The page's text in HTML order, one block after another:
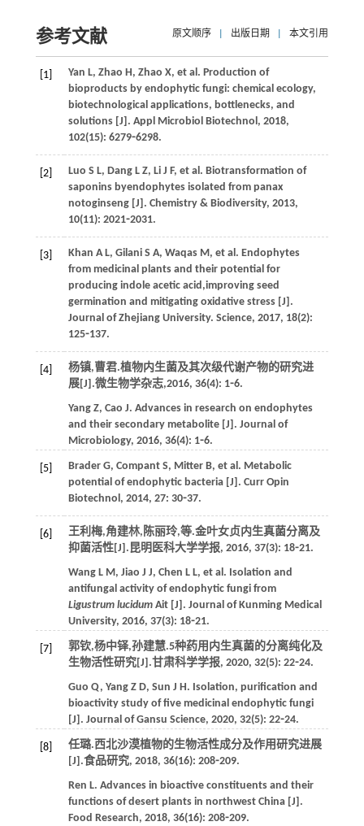
参考文献 原文顺序 出版日期 本文引用
[1] Yan L, Zhao H, Zhao X, et al. Production of
bioproducts by endophytic fungi: chemical ecology,
biotechnological applications, bottlenecks, and
solutions [J]. Appl Microbiol Biotechnol, 2018,
102(15): 6279⁃6298.
[2] Luo S L, Dang L Z, Li J F, et al. Biotransformation of
saponins byendophytes isolated from panax
notoginseng [J]. Chemistry & Biodiversity, 2013,
10(11): 2021⁃2031.
[3] Khan A L, Gilani S A, Waqas M, et al. Endophytes
from medicinal plants and their potential for
producing indole acetic acid,improving seed
germination and mitigating oxidative stress [J].
Journal of Zhejiang University. Science, 2017, 18(2):
125⁃137.
[4]
杨镇,曹君.植物内生菌及其次级代谢产物的研究进
展[J].微生物学杂志,2016, 36(4): 1⁃6.
Yang Z, Cao J. Advances in research on endophytes
and their secondary metabolite [J]. Journal of
Microbiology, 2016, 36(4): 1⁃6.
[5] Brader G, Compant S, Mitter B, et al. Metabolic
potential of endophytic bacteria [J]. Curr Opin
Biotechnol, 2014, 27: 30⁃37.
[6] 王利梅,角建林,陈丽玲,等.金叶女贞内生真菌分离及
抑菌活性[J].昆明医科大学学报, 2016, 37(3): 18⁃21.
Wang L M, Jiao J J, Chen L L, et al. Isolation and
antifungal activity of endophytic fungi from
Ligustrum lucidumAit [J]. Journal of Kunming Medical
University, 2016, 37(3): 18⁃21.
[7]
郭钦,杨中铎,孙建慧.5种药用内生真菌的分离纯化及
生物活性研究[J].甘肃科学学报, 2020, 32(5): 22⁃24.
Guo Q, Yang Z D, Sun J H. Isolation, purification and
bioactivity study of five medicinal endophytic fungi
[J]. Journal of Gansu Science, 2020, 32(5): 22⁃24.
[8]
任璐.西北沙漠植物的生物活性成分及作用研究进展
[J].食品研究, 2018, 36(16): 208⁃209.
Ren L. Advances in bioactive constituents and their
functions of desert plants in northwest China [J].
Food Research, 2018, 36(16): 208⁃209.